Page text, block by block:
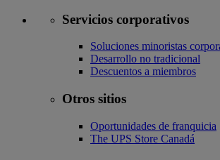
Servicios corporativos
Soluciones minoristas
Desarrollo no tradicional
Descuentos a miembros
Otros sitios
Oportunidades de franquicia
The UPS Store Canadá